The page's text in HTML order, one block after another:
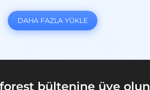
DAHA FAZLA YÜKLE
bültenine üye olun